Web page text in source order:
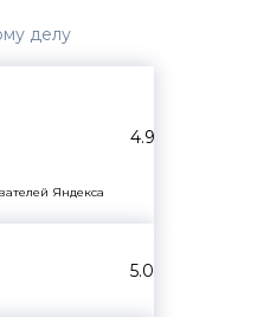
делу
4.9
Яндекса
5.0